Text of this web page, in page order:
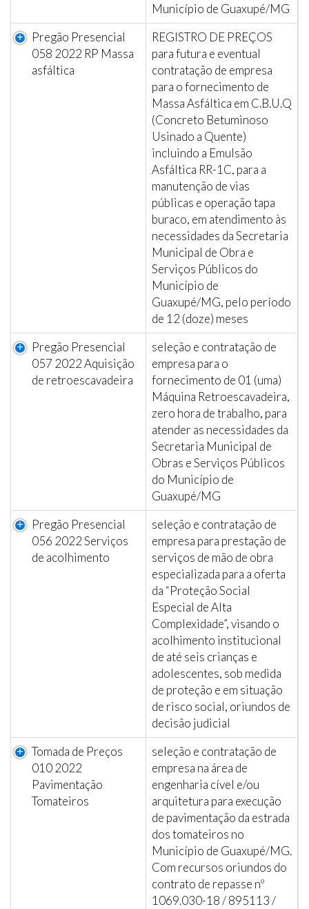
Município de Guaxupé/MG
Pregão Presencial
058 2022 RP Massa
asfáltica
REGISTRO DE PREÇOS
para futura e eventual
contratação de empresa
para o fornecimento de
Massa Asfáltica em C.B.U.Q
(Concreto Betuminoso
Usinado a Quente)
incluindo a Emulsão
Asfáltica RR-1C, para a
manutenção de vias
públicas e operação tapa
buraco, em atendimento às
necessidades da Secretaria
Municipal de Obra e
Serviços Públicos do
Município de
Guaxupé/MG, pelo período
de 12 (doze) meses
Pregão Presencial
057 2022 Aquisição
de retroescavadeira
seleção e contratação de
empresa para o
fornecimento de 01 (uma)
Máquina Retroescavadeira,
zero hora de trabalho, para
atender as necessidades da
Secretaria Municipal de
Obras e Serviços Públicos
do Município de
Guaxupé/MG
Pregão Presencial
056 2022 Serviços
de acolhimento
seleção e contratação de
empresa para prestação de
serviços de mão de obra
especializada para a oferta
da “Proteção Social
Especial de Alta
Complexidade”, visando o
acolhimento institucional
de até seis crianças e
adolescentes, sob medida
de proteção e em situação
de risco social, oriundos de
decisão judicial
Tomada de Preços
010 2022
Pavimentação
Tomateiros
seleção e contratação de
empresa na área de
engenharia cível e/ou
arquitetura para execução
de pavimentação da estrada
dos tomateiros no
Município de Guaxupé/MG.
Com recursos oriundos do
contrato de repasse nº
1069.030-18 / 895113 /